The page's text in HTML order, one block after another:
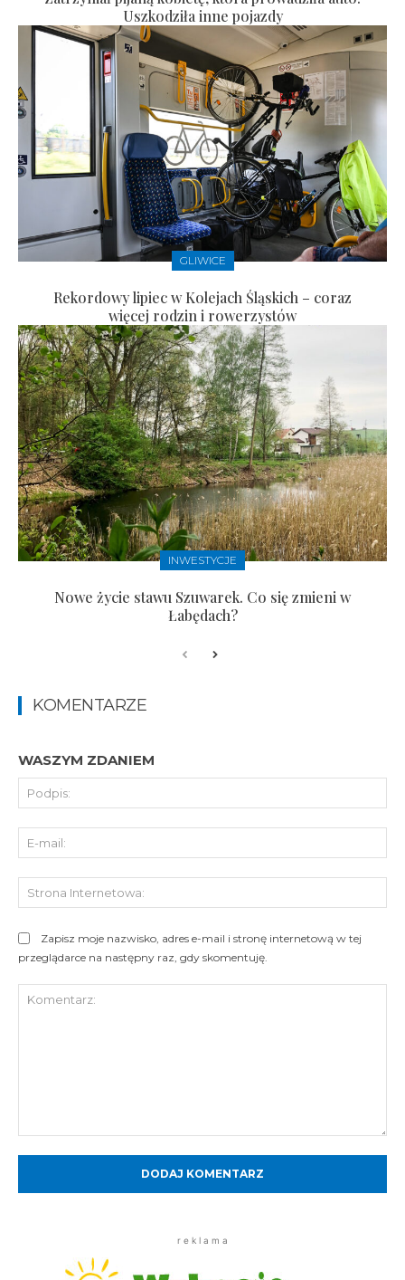
Uszkodziła inne pojazdy
GLIWICE
Rekordowy lipiec w Kolejach Śląskich – coraz
więcej rodzin i rowerzystów
INWESTYCJE
Nowe życie stawu Szuwarek. Co się zmieni w
Łabędach?
KOMENTARZE
WASZYM ZDANIEM
Zapisz moje nazwisko, adres e-mail i stronę internetową w tej
przeglądarce na następny raz, gdy skomentuję.
r e k l a m a